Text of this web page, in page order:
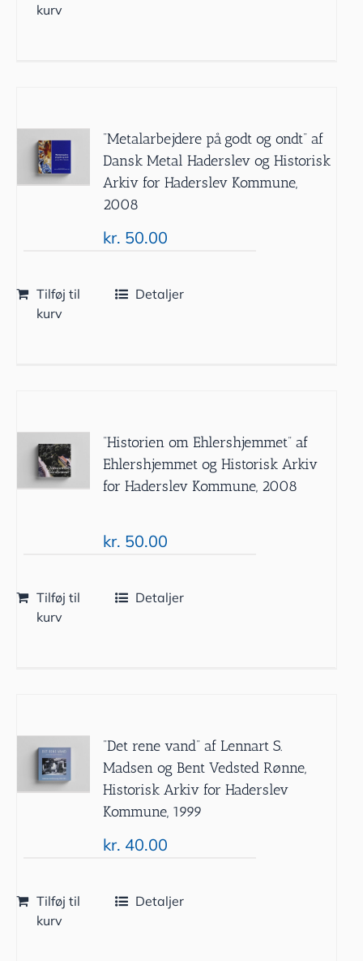
kurv
”Metalarbejdere på godt og ondt” af
Dansk Metal Haderslev og Historisk
Arkiv for Haderslev Kommune,
2008
kr. 50.00
Tilføj til
kurv
Detaljer
”Historien om Ehlershjemmet” af
Ehlershjemmet og Historisk Arkiv
for Haderslev Kommune, 2008
kr. 50.00
Tilføj til
kurv
Detaljer
”Det rene vand” af Lennart S.
Madsen og Bent Vedsted Rønne,
Historisk Arkiv for Haderslev
Kommune, 1999
kr. 40.00
Tilføj til
kurv
Detaljer